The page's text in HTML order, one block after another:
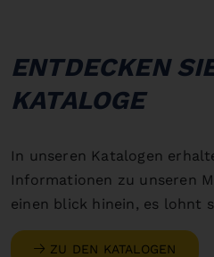
ENTDECKEN
KATALOGE
In unseren Katalogen
Informationen zu unseren
einen blick hinein, es lohnt
ZU DEN KATALOGEN